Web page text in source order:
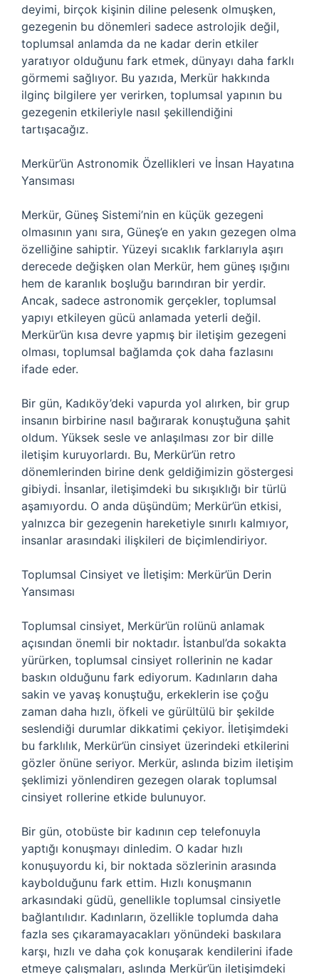
deyimi, birçok kişinin diline pelesenk olmuşken,
gezegenin bu dönemleri sadece astrolojik değil,
toplumsal anlamda da ne kadar derin etkiler
yaratıyor olduğunu fark etmek, dünyayı daha farklı
görmemi sağlıyor. Bu yazıda, Merkür hakkında
ilginç bilgilere yer verirken, toplumsal yapının bu
gezegenin etkileriyle nasıl şekillendiğini
tartışacağız.
Merkür’ün Astronomik Özellikleri ve İnsan Hayatına
Yansıması
Merkür, Güneş Sistemi’nin en küçük gezegeni
olmasının yanı sıra, Güneş’e en yakın gezegen olma
özelliğine sahiptir. Yüzeyi sıcaklık farklarıyla aşırı
derecede değişken olan Merkür, hem güneş ışığını
hem de karanlık boşluğu barındıran bir yerdir.
Ancak, sadece astronomik gerçekler, toplumsal
yapıyı etkileyen gücü anlamada yeterli değil.
Merkür’ün kısa devre yapmış bir iletişim gezegeni
olması, toplumsal bağlamda çok daha fazlasını
ifade eder.
Bir gün, Kadıköy’deki vapurda yol alırken, bir grup
insanın birbirine nasıl bağırarak konuştuğuna şahit
oldum. Yüksek sesle ve anlaşılması zor bir dille
iletişim kuruyorlardı. Bu, Merkür’ün retro
dönemlerinden birine denk geldiğimizin göstergesi
gibiydi. İnsanlar, iletişimdeki bu sıkışıklığı bir türlü
aşamıyordu. O anda düşündüm; Merkür’ün etkisi,
yalnızca bir gezegenin hareketiyle sınırlı kalmıyor,
insanlar arasındaki ilişkileri de biçimlendiriyor.
Toplumsal Cinsiyet ve İletişim: Merkür’ün Derin
Yansıması
Toplumsal cinsiyet, Merkür’ün rolünü anlamak
açısından önemli bir noktadır. İstanbul’da sokakta
yürürken, toplumsal cinsiyet rollerinin ne kadar
baskın olduğunu fark ediyorum. Kadınların daha
sakin ve yavaş konuştuğu, erkeklerin ise çoğu
zaman daha hızlı, öfkeli ve gürültülü bir şekilde
seslendiği durumlar dikkatimi çekiyor. İletişimdeki
bu farklılık, Merkür’ün cinsiyet üzerindeki etkilerini
gözler önüne seriyor. Merkür, aslında bizim iletişim
şeklimizi yönlendiren gezegen olarak toplumsal
cinsiyet rollerine etkide bulunuyor.
Bir gün, otobüste bir kadının cep telefonuyla
yaptığı konuşmayı dinledim. O kadar hızlı
konuşuyordu ki, bir noktada sözlerinin arasında
kaybolduğunu fark ettim. Hızlı konuşmanın
arkasındaki güdü, genellikle toplumsal cinsiyetle
bağlantılıdır. Kadınların, özellikle toplumda daha
fazla ses çıkaramayacakları yönündeki baskılara
karşı, hızlı ve daha çok konuşarak kendilerini ifade
etmeye çalışmaları, aslında Merkür’ün iletişimdeki